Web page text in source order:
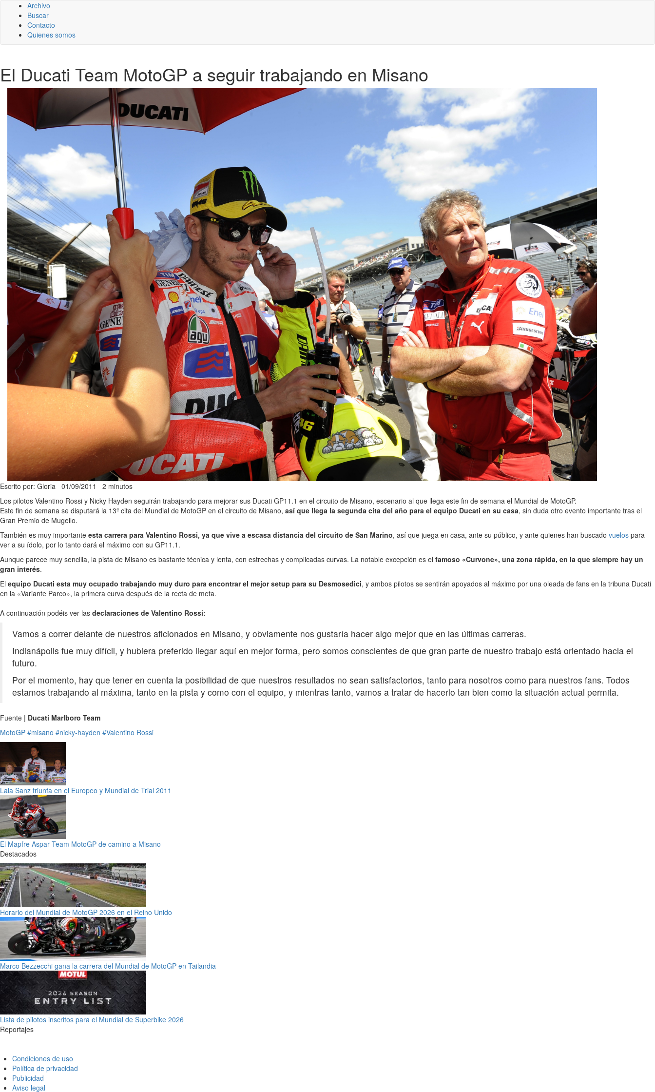
Archivo
Buscar
Contacto
Quienes somos
El Ducati Team MotoGP a seguir trabajando en Misano
Escrito por: Gloria 01/09/2011 2 minutos
Los pilotos Valentino Rossi y Nicky Hayden seguirán trabajando para mejorar sus Ducati GP11.1 en el circuito de Misano, escenario al que llega este fin de semana el Mundial de MotoGP.
Este fin de semana se disputará la 13ª cita del Mundial de MotoGP en el circuito de Misano, así que llega la segunda cita del año para el equipo Ducati en su casa, sin duda otro evento importante tras el
Gran Premio de Mugello.
También es muy importante esta carrera para Valentino Rossi, ya que vive a escasa distancia del circuito de San Marino, así que juega en casa, ante su público, y ante quienes han buscado vuelos para
ver a su ídolo, por lo tanto dará el máximo con su GP11.1.
Aunque parece muy sencilla, la pista de Misano es bastante técnica y lenta, con estrechas y complicadas curvas. La notable excepción es el famoso «Curvone», una zona rápida, en la que siempre hay un
gran interés.
El equipo Ducati esta muy ocupado trabajando muy duro para encontrar el mejor setup para su Desmosedici, y ambos pilotos se sentirán apoyados al máximo por una oleada de fans en la tribuna Ducati
en la «Variante Parco», la primera curva después de la recta de meta.
A continuación podéis ver las declaraciones de Valentino Rossi:
Vamos a correr delante de nuestros aficionados en Misano, y obviamente nos gustaría hacer algo mejor que en las últimas carreras.
Indianápolis fue muy difícil, y hubiera preferido llegar aquí en mejor forma, pero somos conscientes de que gran parte de nuestro trabajo está orientado hacia el
futuro.
Por el momento, hay que tener en cuenta la posibilidad de que nuestros resultados no sean satisfactorios, tanto para nosotros como para nuestros fans. Todos
estamos trabajando al máxima, tanto en la pista y como con el equipo, y mientras tanto, vamos a tratar de hacerlo tan bien como la situación actual permita.
Fuente | Ducati Marlboro Team
MotoGP #misano #nicky-hayden #Valentino Rossi
Laia Sanz triunfa en el Europeo y Mundial de Trial 2011
El Mapfre Aspar Team MotoGP de camino a Misano
Destacados
Horario del Mundial de MotoGP 2026 en el Reino Unido
Marco Bezzecchi gana la carrera del Mundial de MotoGP en Tailandia
Lista de pilotos inscritos para el Mundial de Superbike 2026
Reportajes
Condiciones de uso
Política de privacidad
Publicidad
Aviso legal